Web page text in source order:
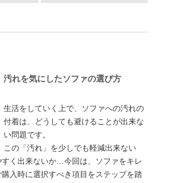
汚れを気にしたソファの選び方
生活をしていく上で、ソファへの汚れの
付着は、どうしても避けることが出来な
い問題です。
この「汚れ」を少しでも軽減出来ない
く出来ないか…今回は、ソファをキレ
入時に選択すべき項目をステップを踏